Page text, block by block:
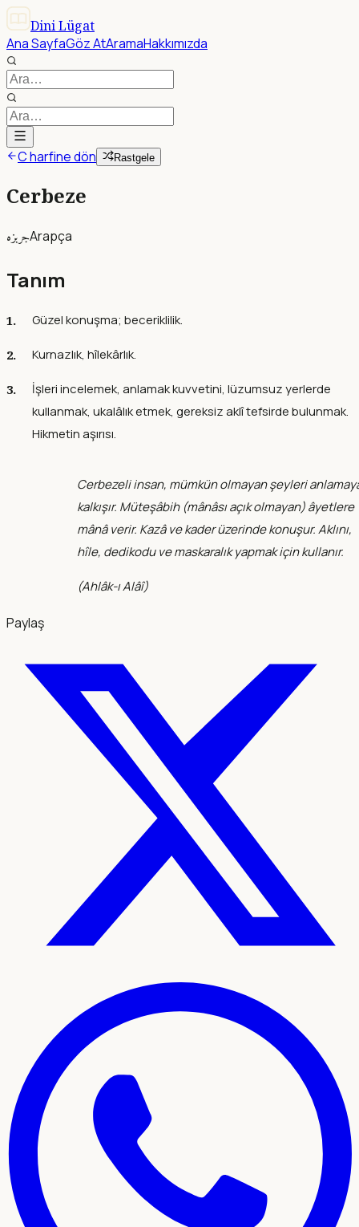
Dini Lügat
Ana SayfaGöz AtAramaHakkımızda
C harfine dön Rastgele
Cerbeze
جربزهArapça
Tanım
Güzel konuşma; beceriklilik.
Kurnazlık, hîlekârlık.
İşleri incelemek, anlamak kuvvetini, lüzumsuz yerlerde
kullanmak, ukalâlık etmek, gereksiz aklî tefsirde bulunmak.
Hikmetin aşırısı.
Cerbezeli insan, mümkün olmayan şeyleri
kalkışır. Müteşâbih (mânâsı açık olmayan) âyetlere
mânâ verir. Kazâ ve kader üzerinde konuşur. Aklını,
hîle, dedikodu ve maskaralık yapmak için kullanır.
(Ahlâk-ı Alâî)
Paylaş